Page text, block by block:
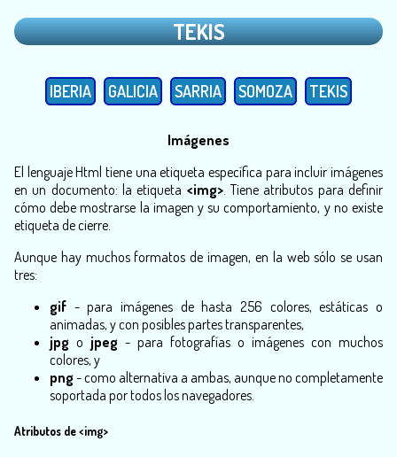
TEKIS
IBERIA GALICIA SARRIA SOMOZA TEKIS
Imágenes
El lenguaje Html tiene una etiqueta específica para incluir imágenes
en un documento: la etiqueta <img>. Tiene atributos para definir
cómo debe mostrarse la imagen y su comportamiento, y no existe
etiqueta de cierre.
Aunque hay muchos formatos de imagen, en la web sólo se usan
tres:
gif - para imágenes de hasta 256 colores, estáticas o
animadas, y con posibles partes transparentes,
jpg o jpeg - para fotografías o imágenes con muchos
colores, y
png- como alternativa a ambas, aunque no completamente
soportada por todos los navegadores.
Atributos de <img>